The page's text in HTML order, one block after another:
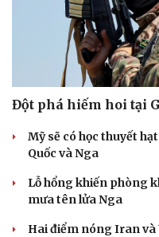
Đột phá hiếm hoi tại
Mỹ sẽ có học thuyết
Quốc và Nga
Lỗ hổng khiến phòng
mưa tên lửa Nga
Hai điểm nóng Iran